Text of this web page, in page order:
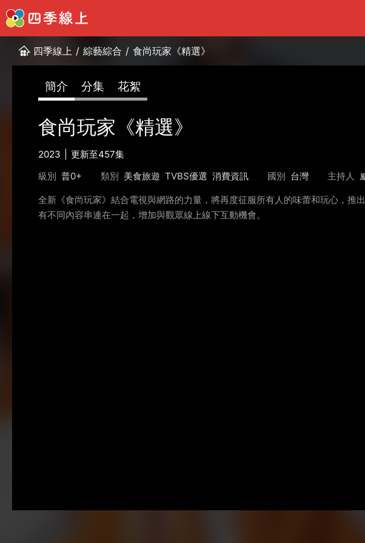
四季線上 / 綜藝綜合 / 食尚玩家《精選》
簡介 分集 花絮
食尚玩家《精選》
2023
更新至457集
級別 普0+ 類別 美食旅遊 TVBS優選 消費資訊 國別 台灣 主持人
全新《食尚玩家》結合電視與網路的力量，將再度征服所有人的味蕾和玩心，
有不同內容串連在一起，增加與觀眾線上線下互動機會。